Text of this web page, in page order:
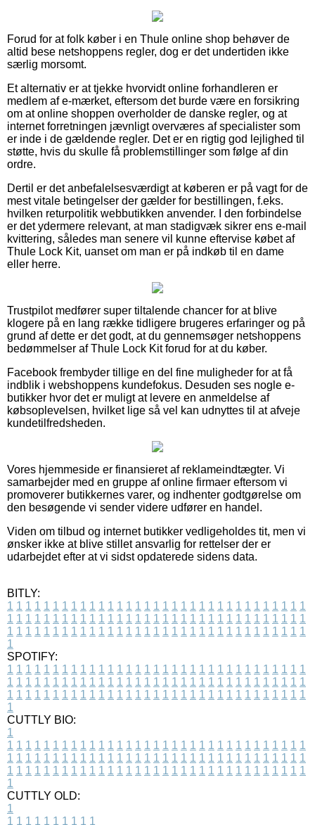
Forud for at folk køber i en Thule online shop behøver de
altid bese netshoppens regler, dog er det undertiden ikke
særlig morsomt.
Et alternativ er at tjekke hvorvidt online forhandleren er
medlem af e-mærket, eftersom det burde være en forsikring
om at online shoppen overholder de danske regler, og at
internet forretningen jævnligt overværes af specialister som
er inde i de gældende regler. Det er en rigtig god lejlighed til
støtte, hvis du skulle få problemstillinger som følge af din
ordre.
Dertil er det anbefalelsesværdigt at køberen er på vagt for de
mest vitale betingelser der gælder for bestillingen, f.eks.
hvilken returpolitik webbutikken anvender. I den forbindelse
er det ydermere relevant, at man stadigvæk sikrer ens e-mail
kvittering, således man senere vil kunne eftervise købet af
Thule Lock Kit, uanset om man er på indkøb til en dame
eller herre.
Trustpilot medfører super tiltalende chancer for at blive
klogere på en lang række tidligere brugeres erfaringer og på
grund af dette er det godt, at du gennemsøger netshoppens
bedømmelser af Thule Lock Kit forud for at du køber.
Facebook frembyder tillige en del fine muligheder for at få
indblik i webshoppens kundefokus. Desuden ses nogle e-
butikker hvor det er muligt at levere en anmeldelse af
købsoplevelsen, hvilket lige så vel kan udnyttes til at afveje
kundetilfredsheden.
Vores hjemmeside er finansieret af reklameindtægter. Vi
samarbejder med en gruppe af online firmaer eftersom vi
promoverer butikkernes varer, og indhenter godtgørelse om
den besøgende vi sender videre udfører en handel.
Viden om tilbud og internet butikker vedligeholdes tit, men vi
ønsker ikke at blive stillet ansvarlig for rettelser der er
udarbejdet efter at vi sidst opdaterede sidens data.
BITLY:
1 1 1 1 1 1 1 1 1 1 1 1 1 1 1 1 1 1 1 1 1 1 1 1 1 1 1 1 1 1 1 1 1
1 1 1 1 1 1 1 1 1 1 1 1 1 1 1 1 1 1 1 1 1 1 1 1 1 1 1 1 1 1 1 1 1
1 1 1 1 1 1 1 1 1 1 1 1 1 1 1 1 1 1 1 1 1 1 1 1 1 1 1 1 1 1 1 1 1
1
SPOTIFY:
1 1 1 1 1 1 1 1 1 1 1 1 1 1 1 1 1 1 1 1 1 1 1 1 1 1 1 1 1 1 1 1 1
1 1 1 1 1 1 1 1 1 1 1 1 1 1 1 1 1 1 1 1 1 1 1 1 1 1 1 1 1 1 1 1 1
1 1 1 1 1 1 1 1 1 1 1 1 1 1 1 1 1 1 1 1 1 1 1 1 1 1 1 1 1 1 1 1 1
1
CUTTLY BIO:
1
1 1 1 1 1 1 1 1 1 1 1 1 1 1 1 1 1 1 1 1 1 1 1 1 1 1 1 1 1 1 1 1 1
1 1 1 1 1 1 1 1 1 1 1 1 1 1 1 1 1 1 1 1 1 1 1 1 1 1 1 1 1 1 1 1 1
1 1 1 1 1 1 1 1 1 1 1 1 1 1 1 1 1 1 1 1 1 1 1 1 1 1 1 1 1 1 1 1 1
1
CUTTLY OLD:
1
1 1 1 1 1 1 1 1 1 1